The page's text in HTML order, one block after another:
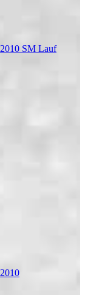
2010 SM Lauf
2010